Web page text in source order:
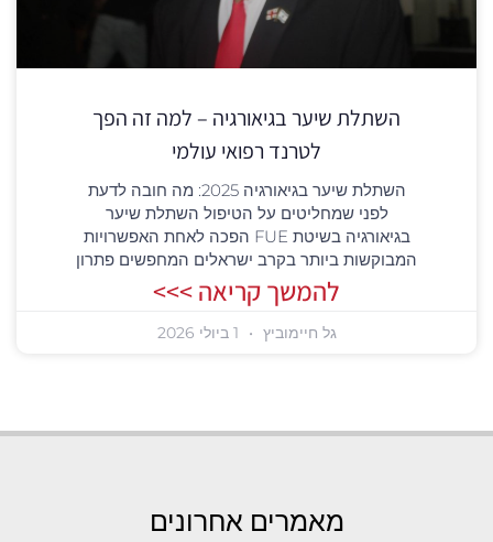
השתלת שיער בגיאורגיה – למה זה הפך
לטרנד רפואי עולמי
השתלת שיער בגיאורגיה 2025: מה חובה לדעת
לפני שמחליטים על הטיפול השתלת שיער
בגיאורגיה בשיטת FUE הפכה לאחת האפשרויות
המבוקשות ביותר בקרב ישראלים המחפשים פתרון
להמשך קריאה >>>
גל חיימוביץ
מאמרים אחרונים